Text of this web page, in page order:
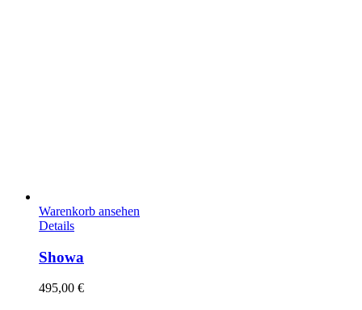
Warenkorb ansehen
Details
Showa
495,00 €